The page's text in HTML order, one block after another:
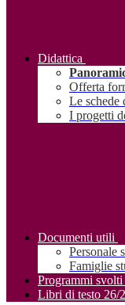
Didattica
Offerta
Le schede
I progetti
Documenti utili
Personale
Famiglie
Programmi
Libri di testo 26/